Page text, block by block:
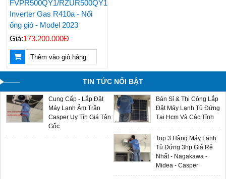
FVPR500QY1/RZUR500QY1
Inverter Gas R410a - Nối
ống gió - Model 2023
Giá:173.200.000Đ
Thêm vào giỏ hàng
TIN TỨC NỔI BẬT
Máy Lạnh Âm Trần
Aqua - Đại Lý Phân
Phối Chính Hãng Giá
2024 Giá Sỉ Tại Ánh
Cung Cấp - Lắp Đặt
Máy Lạnh Âm Trần
Casper Uy Tín Giá Tận
Gốc
Bán Sỉ & Thi Công Lắp
Đặt Máy Lạnh Tủ Đứng
Tại Hcm Và Các Tỉnh
Top 3 Hãng Máy Lạnh
Tủ Đứng 3hp Giá Rẻ
Nhất - Nagakawa -
Midea - Casper